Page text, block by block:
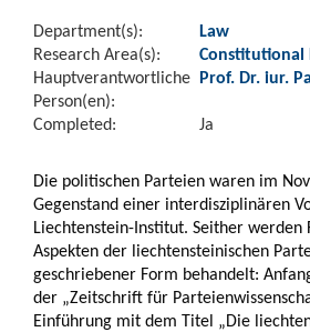
Department(s):
Law
Research Area(s):
Constitutional
Hauptverantwortliche
Person(en):
Prof. Dr. iur.
Completed: Ja
Die politischen Parteien waren im
Gegenstand einer interdisziplinären
Liechtenstein-Institut. Seither werden
Aspekten der liechtensteinischen
geschriebener Form behandelt:
der „Zeitschrift für
Einführung mit dem Titel „Die